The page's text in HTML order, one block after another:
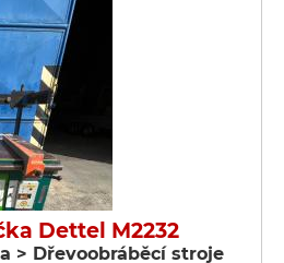
Dettel M2232
> Dřevoobráběcí stroje